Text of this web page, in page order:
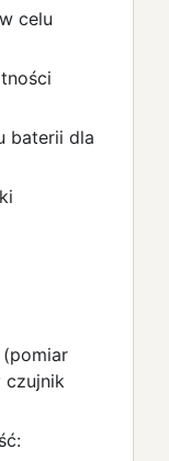
celu
baterii dla
czujnik